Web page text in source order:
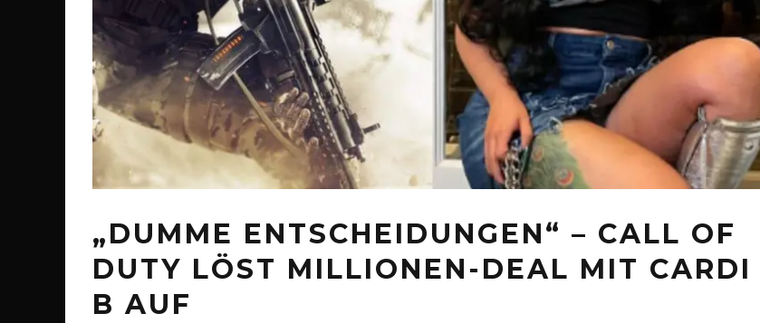
„DUMME ENTSCHEIDUNGEN“ – CALL OF
DUTY LÖST MILLIONEN-DEAL MIT CARDI
B AUF